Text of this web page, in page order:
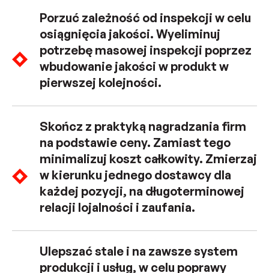
Porzuć zależność od inspekcji w celu
osiągnięcia jakości. Wyeliminuj
potrzebę masowej inspekcji poprzez
wbudowanie jakości w produkt w
pierwszej kolejności.
Skończ z praktyką nagradzania firm
na podstawie ceny. Zamiast tego
minimalizuj koszt całkowity. Zmierzaj
w kierunku jednego dostawcy dla
każdej pozycji, na długoterminowej
relacji lojalności i zaufania.
Ulepszać stale i na zawsze system
produkcji i usług, w celu poprawy